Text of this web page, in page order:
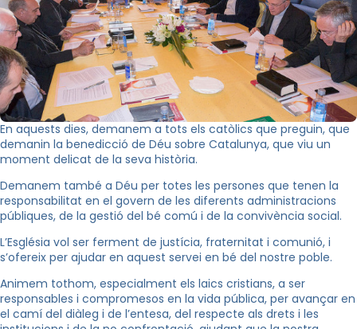
En aquests dies, demanem a tots els catòlics que preguin, que
demanin la benedicció de Déu sobre Catalunya, que viu un
moment delicat de la seva història.
Demanem també a Déu per totes les persones que tenen la
responsabilitat en el govern de les diferents administracions
públiques, de la gestió del bé comú i de la convivència social.
L’Església vol ser ferment de justícia, fraternitat i comunió, i
s’ofereix per ajudar en aquest servei en bé del nostre poble.
Animem tothom, especialment els laics cristians, a ser
responsables i compromesos en la vida pública, per avançar en
el camí del diàleg i de l’entesa, del respecte als drets i les